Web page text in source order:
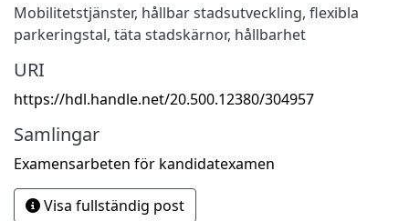
Mobilitetstjänster, hållbar stadsutveckling, flexibla
parkeringstal, täta stadskärnor, hållbarhet
URI
https://hdl.handle.net/20.500.12380/304957
Samlingar
Examensarbeten för kandidatexamen
Visa fullständig post